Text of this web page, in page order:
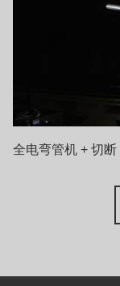
全电弯管机 + 切